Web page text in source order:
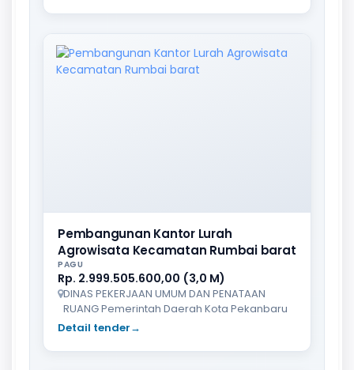
Pembangunan Kantor Lurah
Agrowisata Kecamatan Rumbai barat
PAGU
Rp. 2.999.505.600,00 (3,0 M)
DINAS PEKERJAAN UMUM DAN PENATAAN
RUANG Pemerintah Daerah Kota Pekanbaru
Detail tender→